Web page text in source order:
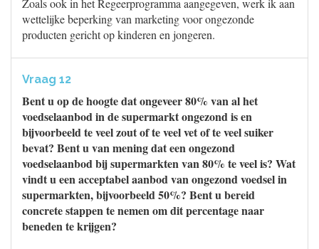
Zoals ook in het Regeerprogramma aangegeven, werk ik aan
wettelijke beperking van marketing voor ongezonde
producten gericht op kinderen en jongeren.
Vraag 12
Bent u op de hoogte dat ongeveer 80% van al het
voedselaanbod in de supermarkt ongezond is en
bijvoorbeeld te veel zout of te veel vet of te veel suiker
bevat? Bent u van mening dat een ongezond
voedselaanbod bij supermarkten van 80% te veel is? Wat
vindt u een acceptabel aanbod van ongezond voedsel in
supermarkten, bijvoorbeeld 50%? Bent u bereid
concrete stappen te nemen om dit percentage naar
beneden te krijgen?